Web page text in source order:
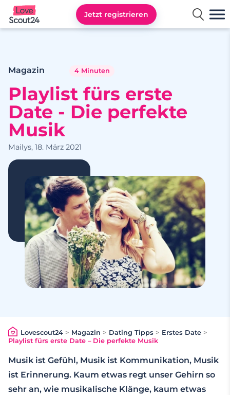
Lovescout24
Jetzt registrieren
Magazin 4 Minuten
Playlist fürs erste
Date - Die perfekte
Musik
Mailys, 18. März 2021
Lovescout24> Magazin > Dating Tipps > Erstes Date >
Playlist fürs erste Date – Die perfekte Musik
Musik ist Gefühl, Musik ist Kommunikation, Musik
ist Erinnerung. Kaum etwas regt unser Gehirn so
sehr an, wie musikalische Klänge, kaum etwas